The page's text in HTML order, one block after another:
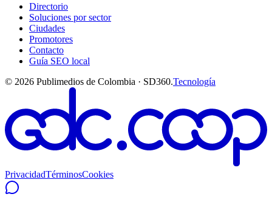
Directorio
Soluciones por sector
Ciudades
Promotores
Contacto
Guía SEO local
© 2026 Publimedios de Colombia · SD360.Tecnología
PrivacidadTérminosCookies